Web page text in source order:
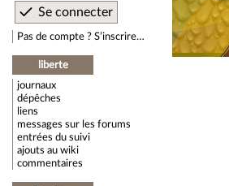
Pas de compte ? S’inscrire…
liberte
journaux
dépêches
liens
messages sur les forums
entrées du suivi
ajouts au wiki
commentaires